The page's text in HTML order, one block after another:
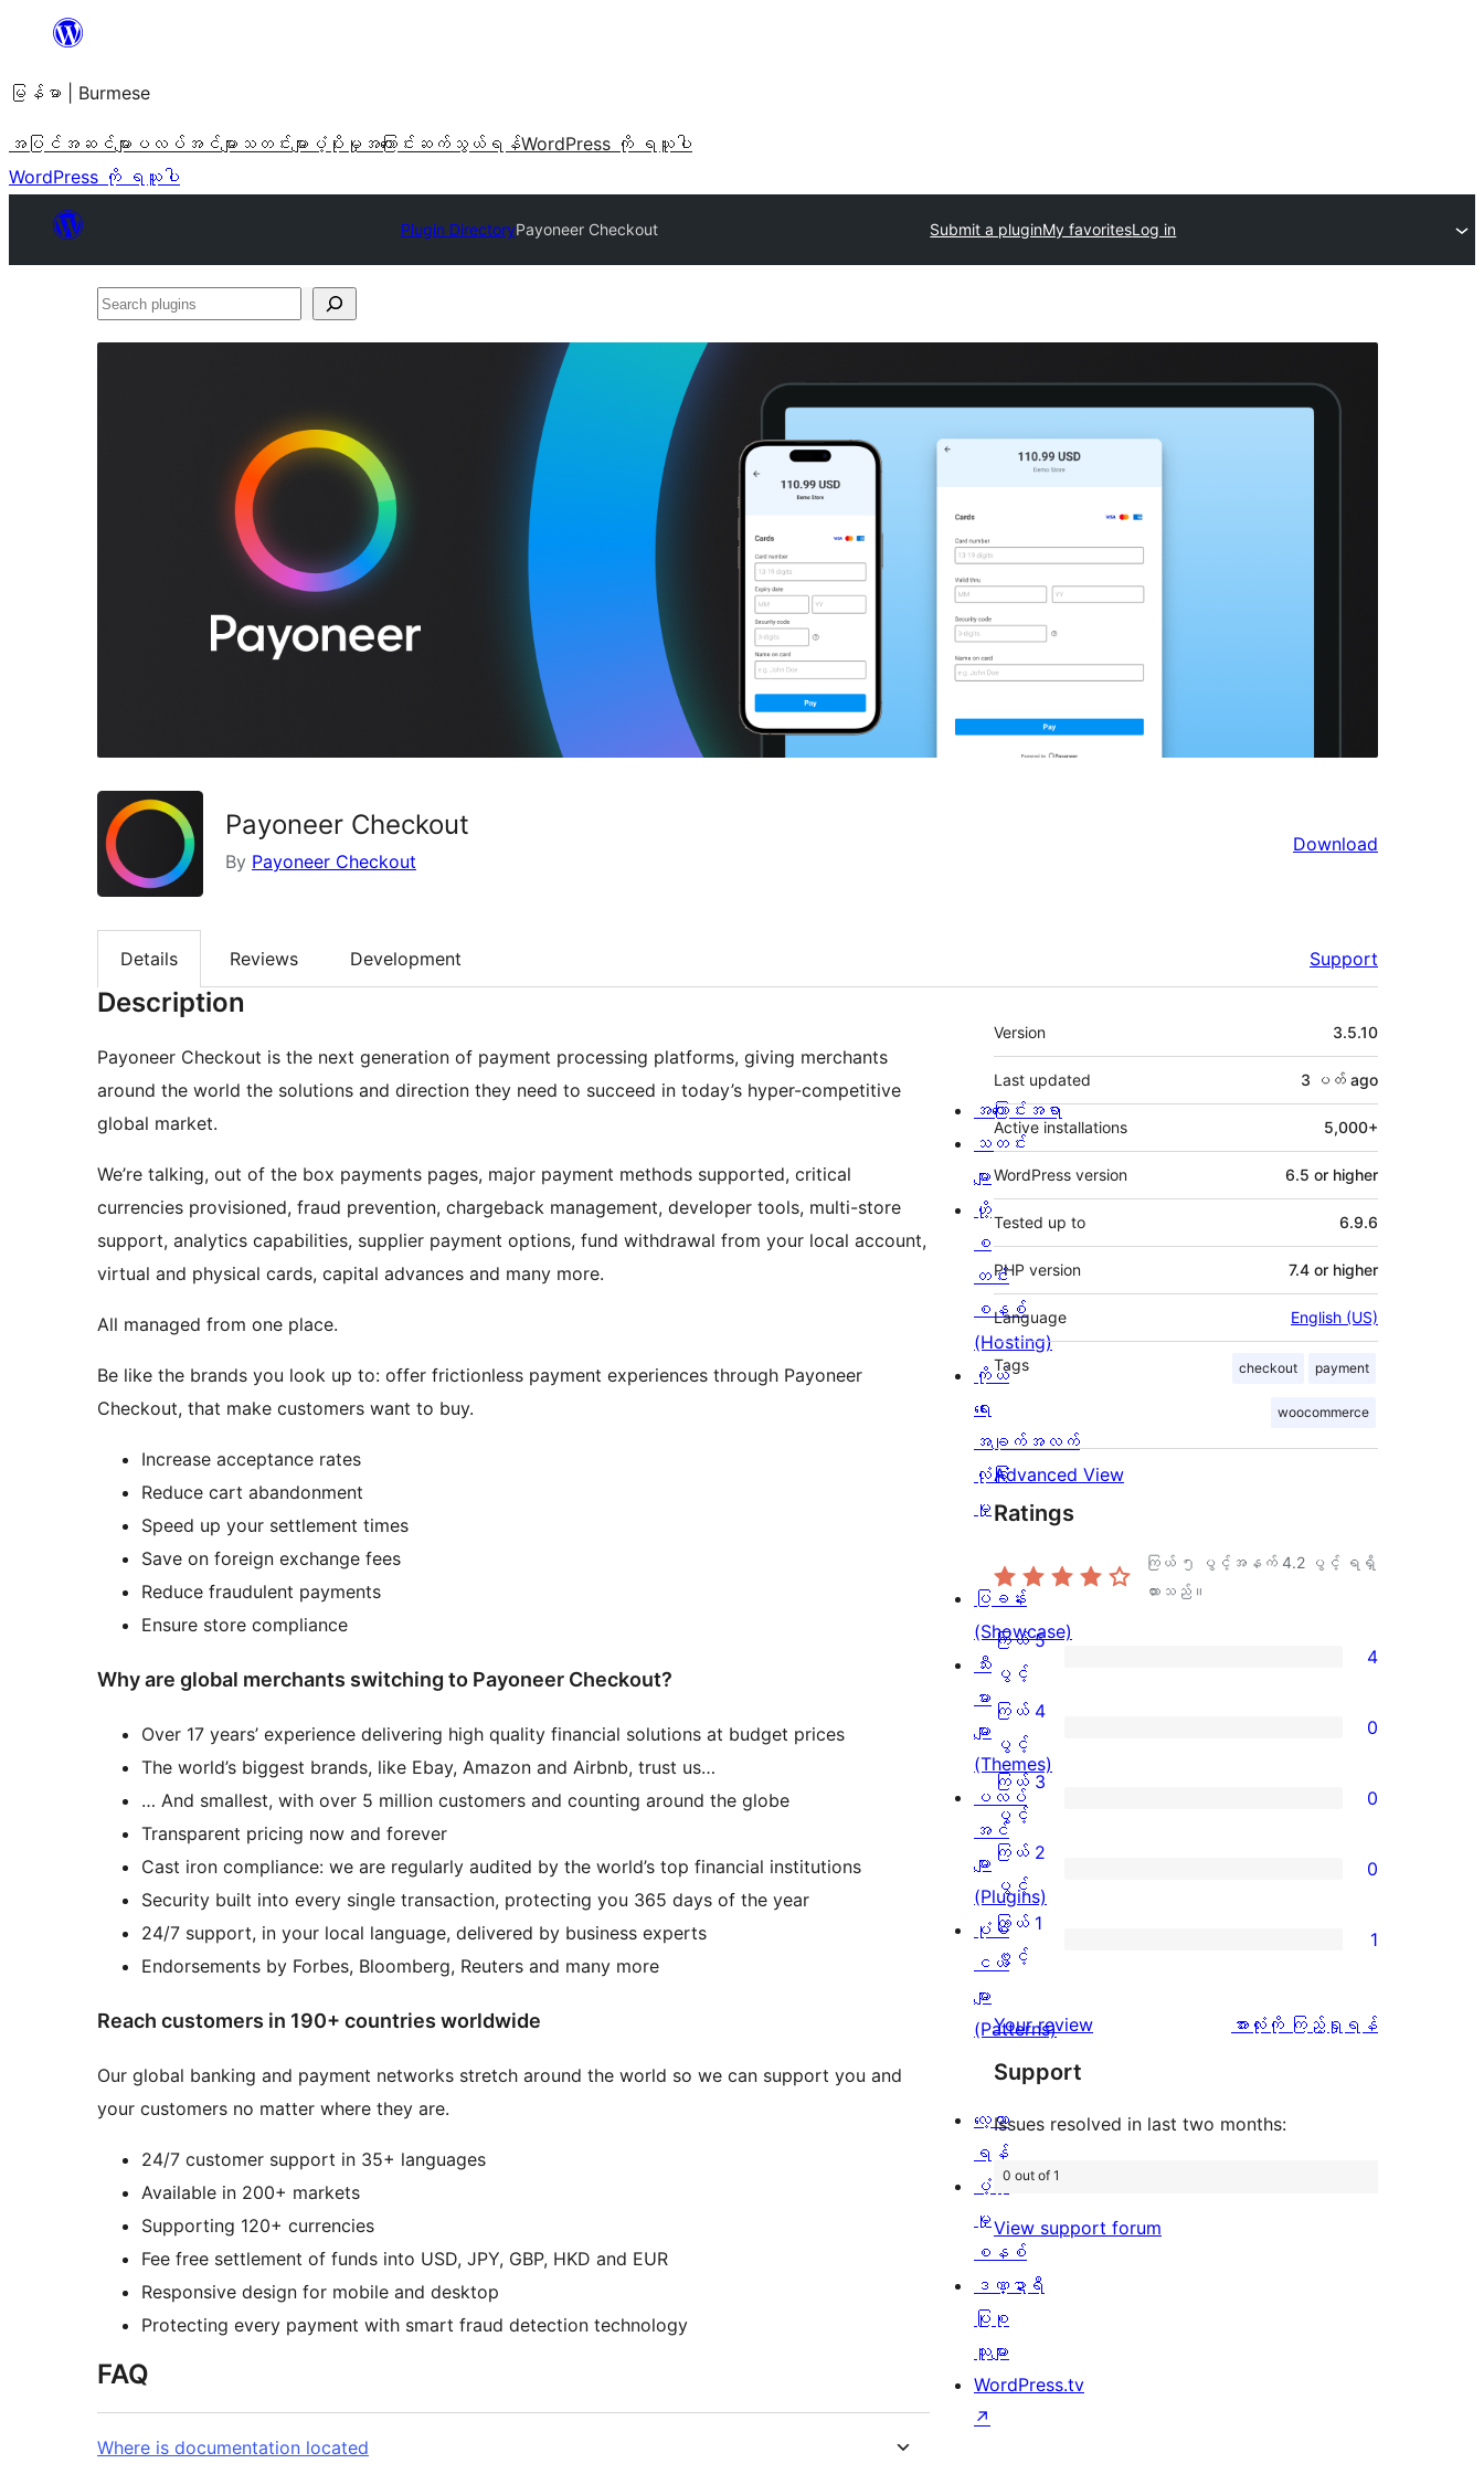
အကြောင်းအရာ
ကျော်သွား
ရန်
မြန်မာ | Burmese
အပြင်အဆင်များ ပလပ်အင်များ သတင်းများ ပံ့ပိုးမှု အကြောင်း ဆက်သွယ်ရန်WordPress ကို ရယူပါ
WordPress ကို ရယူပါ
Plugin DirectoryPayoneer Checkout Submit a pluginMy favoritesLog in
Search
Payoneer Checkout
By Payoneer Checkout
Download
Details Reviews Development Support
Description
Payoneer Checkout is the next generation of payment processing platforms, giving merchants
around the world the solutions and direction they need to succeed in today’s hyper-competitive
global market.
We’re talking, out of the box payments pages, major payment methods supported, critical
currencies provisioned, fraud prevention, chargeback management, developer tools, multi-store
support, analytics capabilities, supplier payment options, fund withdrawal from your local account,
virtual and physical cards, capital advances and many more.
All managed from one place.
Be like the brands you look up to: offer frictionless payment experiences through Payoneer
Checkout, that make customers want to buy.
Increase acceptance rates
Reduce cart abandonment
Speed up your settlement times
Save on foreign exchange fees
Reduce fraudulent payments
Ensure store compliance
Why are global merchants switching to Payoneer Checkout?
Over 17 years’ experience delivering high quality financial solutions at budget prices
The world’s biggest brands, like Ebay, Amazon and Airbnb, trust us…
… And smallest, with over 5 million customers and counting around the globe
Transparent pricing now and forever
Cast iron compliance: we are regularly audited by the world’s top financial institutions
Security built into every single transaction, protecting you 365 days of the year
24/7 support, in your local language, delivered by business experts
Endorsements by Forbes, Bloomberg, Reuters and many more
Reach customers in 190+ countries worldwide
Our global banking and payment networks stretch around the world so we can support you and
your customers no matter where they are.
24/7 customer support in 35+ languages
Available in 200+ markets
Supporting 120+ currencies
Fee free settlement of funds into USD, JPY, GBP, HKD and EUR
Responsive design for mobile and desktop
Protecting every payment with smart fraud detection technology
FAQ
Where is documentation located
Meta
Version 3.5.10
Last updated 3 ပတ် ago
Active installations 5,000+
WordPress version 6.5 or higher
Tested up to 6.9.6
PHP version 7.4 or higher
Language English (US)
Tags checkout payment
woocommerce
Advanced View
Ratings
ကြယ် ၅ ပွင့်အနက် 4.2 ပွင့် ရရှိ
ထားသည်။
ကြယ်
5
ပွင့်
အဆင့်
သုံးသပ်
ချက်
စောင်
ကြယ် 5
ပွင့်
4
ကြယ်
4
ပွင့်
အဆင့်
သုံးသပ်
ချက်
0
စောင်
ကြယ် 4
ပွင့်
0
ကြယ်
3
ပွင့်
အဆင့်
သုံးသပ်
ချက်
စောင်
ကြယ် 3
ပွင့်
0
ကြယ်
2
ပွင့်
သုံးသပ်
0
စောင်
ကြယ် 2
ပွင့်
0
ကြယ်
ပွင့်
သုံးသပ်
ချက်
1
စောင်
ကြယ် 1
ပွင့်
1
Your review
သုံးသပ်
အားလုံးကို ကြည့်ရှုရန်
Support
Issues resolved in last two months:
0 out of 1
View support forum
အကြောင်းအရာ
သတင်း
များ
ဟို့
စ
တင်း
စနစ်
(Hosting)
ကိုယ်
ရေး
အချက်အလက်
လုံခြုံ
မှု
ပြခန်း
(Showcase)
သီး
မား
များ
(Themes)
ပလပ်
အင်
များ
(Plugins)
ပုံစံ
ငယ်
များ
(Patterns)
လေ့လာ
ရန်
ပံ့ပိုး
မှု
စနစ်
ဒဏ္ဍာရီ
ပြုစု
သူများ
WordPress.tv
↗